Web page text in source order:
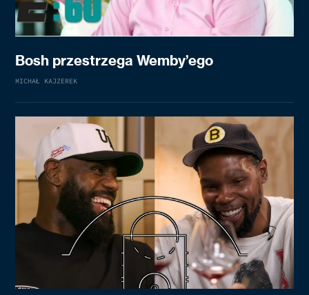
Bosh przestrzega Wemby’ego
MICHAŁ KAJZEREK